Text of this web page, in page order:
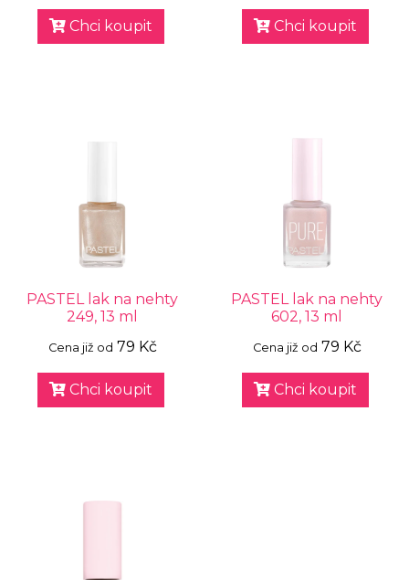
Chci koupit Chci koupit
PASTEL lak na nehty
249, 13 ml
Cena již od 79 Kč
Chci koupit
PASTEL lak na nehty
602, 13 ml
Cena již od 79 Kč
Chci koupit